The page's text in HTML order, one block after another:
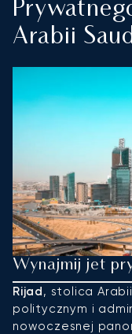
Arabii
Wynajmij jet
Rijad, stolica
politycznym i
nowoczesnej